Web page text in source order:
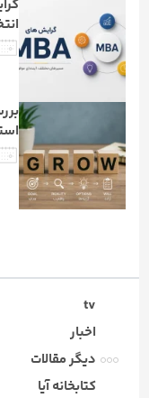
tv
اخبار
دیگر مقالات
کتابخانه آیا